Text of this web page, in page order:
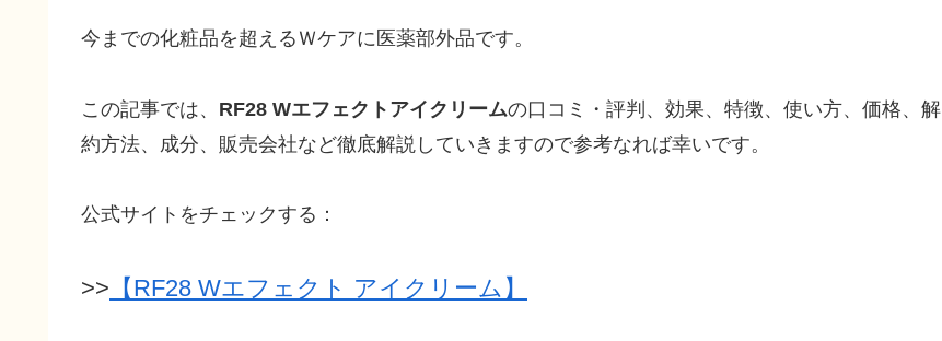
今までの化粧品を超えるＷケアに医薬部外品です。
この記事では、 RF28 Wエフェクトアイクリームの口コミ・評判、効果、特徴、使い方、価格、解
約方法、成分、販売会社など徹底解説していきますので参考なれば幸いです。
公式サイトをチェックする：
>> 【RF28 Wエフェクト アイクリーム】